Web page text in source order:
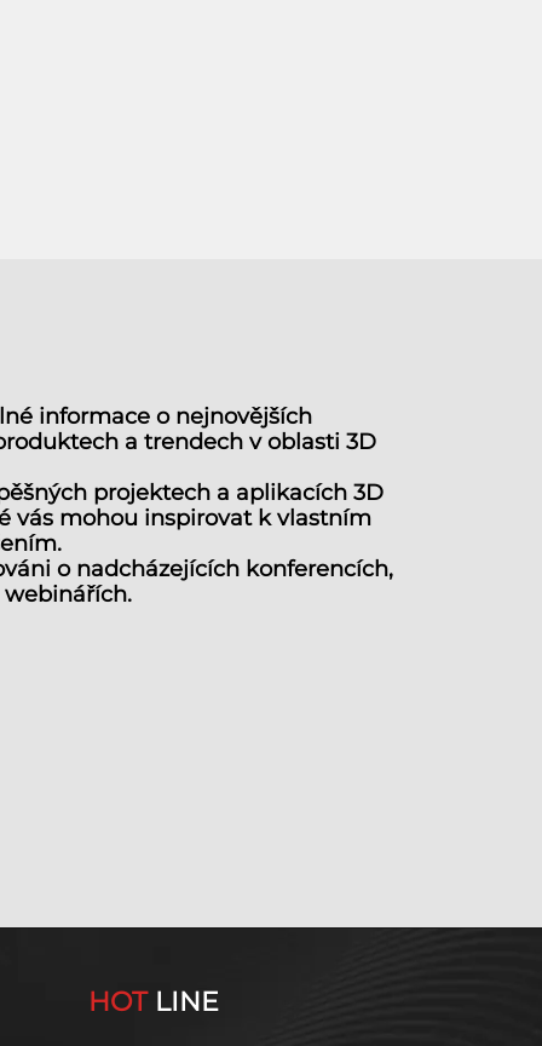
informace o nejnovějších
a trendech v oblasti 3D
projektech a aplikacích 3D
vás mohou inspirovat k vlastním
o nadcházejících konferencích,
HOT LINE